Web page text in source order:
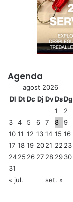
Agenda
agost 2026
Dl DtDc Dj DvDsDg
1
2
3
4 5 6 7 8
9
10 11 12 13 14 15 16
17 18 19 2021 22 23
2425 26 27 28 2930
31
« jul.
set. »